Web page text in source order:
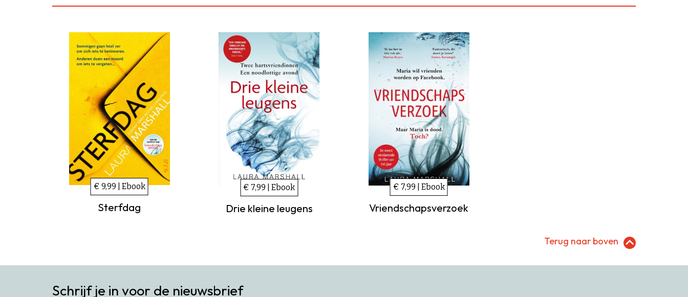
€ 9,99 | Ebook
Sterfdag
€ 7,99 | Ebook
Drie kleine leugens
€ 7,99 | Ebook
Vriendschapsverzoek
Terug naar boven
Schrijf je in voor de nieuwsbrief